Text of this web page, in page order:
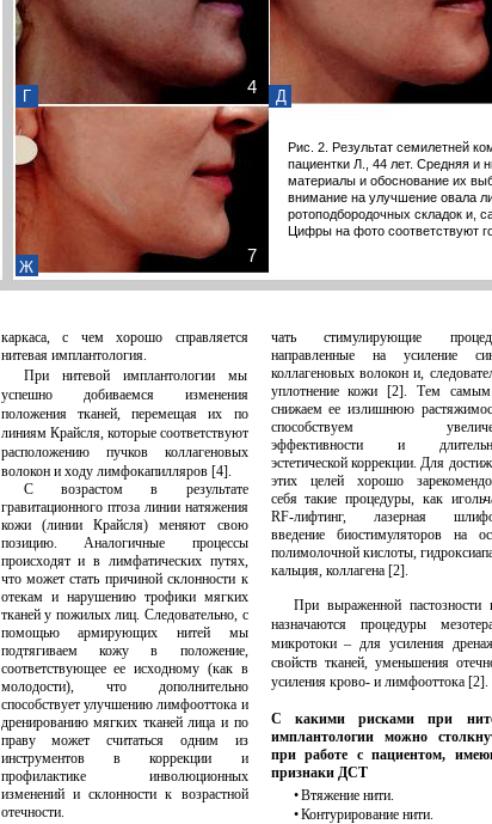
4
Г Д
Рис. 2. Результат семилетней
пациентки Л., 44 лет. Средняя
материалы и обоснование их
внимание на улучшение овала
ротоподбородочных складок и,
Цифры на фото соответствуют
7
Ж
каркаса, с чем хорошо справляется
нитевая имплантология.
При нитевой имплантологии мы
успешно добиваемся изменения
положения тканей, перемещая их по
линиям Крайсля, которые соответствуют
расположению пучков коллагеновых
волокон и ходу лимфокапилляров [4].
С возрастом в результате
гравитационного птоза линии натяжения
кожи (линии Крайсля) меняют свою
позицию. Аналогичные процессы
происходят и в лимфатических путях,
что может стать причиной склонности к
отекам и нарушению трофики мягких
тканей у пожилых лиц. Следовательно, с
помощью армирующих нитей мы
подтягиваем кожу в положение,
соответствующее ее исходному (как в
молодости), что дополнительно
способствует улучшению лимфооттока и
дренированию мягких тканей лица и по
праву может считаться одним из
инструментов в коррекции и
профилактике инволюционных
изменений и склонности к возрастной
отечности.
чать стимулирующие
направленные на усиление
коллагеновых волокон и,
уплотнение кожи [2]. Тем
снижаем ее излишнюю
способствуем
эффективности и
эстетической коррекции. Для
этих целей хорошо
себя такие процедуры, как
RF-лифтинг, лазерная
введение биостимуляторов на
полимолочной кислоты,
кальция, коллагена [2].
При выраженной пастозности
назначаются процедуры
микротоки – для усиления
свойств тканей, уменьшения
усиления крово- и лимфооттока [2].
С какими рисками при
имплантологии можно
при работе с пациентом,
признаки ДСТ
• Втяжение нити.
• Контурирование нити.